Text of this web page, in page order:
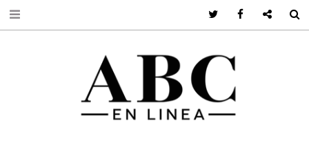
Twitter FacebookGoogle +